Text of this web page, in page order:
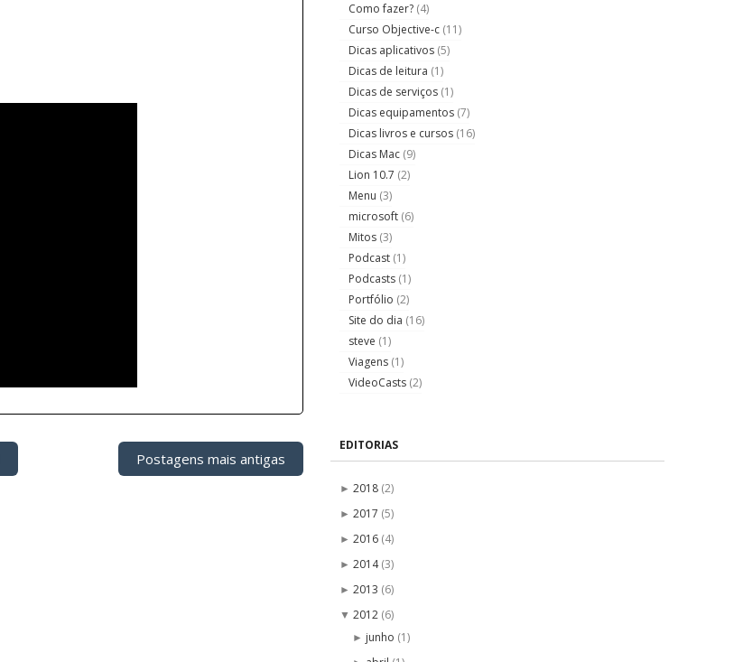
Postagens mais antigas
Como fazer? (4)
Curso Objective-c (11)
Dicas aplicativos (5)
Dicas de leitura (1)
Dicas de serviços (1)
Dicas equipamentos (7)
Dicas livros e cursos (16)
Dicas Mac (9)
Lion 10.7 (2)
Menu (3)
microsoft (6)
Mitos (3)
Podcast (1)
Podcasts (1)
Portfólio (2)
Site do dia (16)
steve (1)
Viagens (1)
VideoCasts (2)
EDITORIAS
► 2018 (2)
► 2017 (5)
► 2016 (4)
► 2014(3)
► 2013 (6)
▼ 2012 (6)
► junho (1)